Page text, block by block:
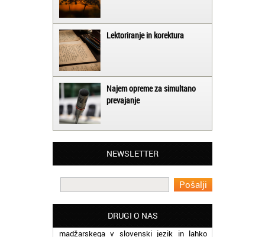
Lektoriranje in korektura
Najem opreme za simultano
prevajanje
NEWSLETTER
DRUGI O NAS
Matjaž iz Ajdovščine:
Lahko pohvalim vse zaposlene v Akademiji
Oxford, ker so resnično profesionalni in
madžarskega v slovenski jezik in lahko
vam rečem, da sem pozitivno presenečena